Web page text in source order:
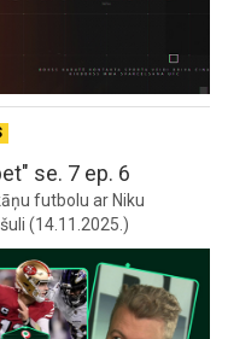
se. 7 ep. 6
futbolu ar Niku
(14.11.2025.)